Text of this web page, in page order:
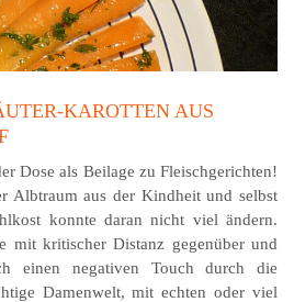
KAROTTEN AUS
Dose als Beil­age zu Fleisch­ge­richten!
Albtraum aus der Kindheit und selbst
konn­te daran nicht viel ändern.
mit kritischer Dis­tanz gegen­über und
einen negativen Touch durch die
Damen­welt, mit echten oder viel